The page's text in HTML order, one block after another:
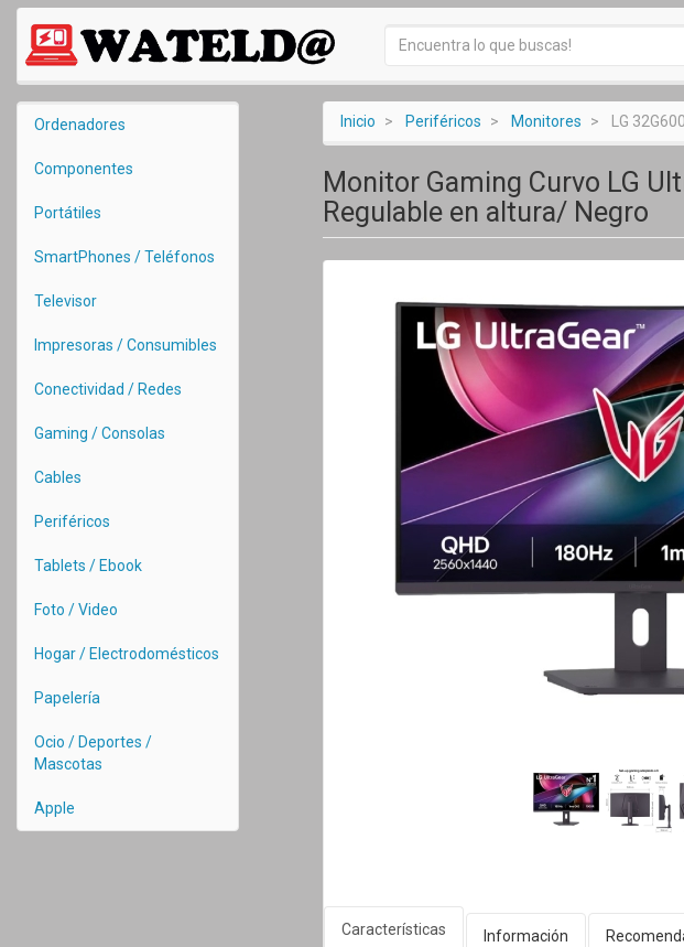
Ordenadores
Componentes
Portátiles
SmartPhones / Teléfonos
Televisor
Impresoras / Consumibles
Conectividad / Redes
Gaming / Consolas
Cables
Periféricos
Tablets / Ebook
Foto / Video
Hogar / Electrodomésticos
Papelería
Ocio / Deportes /
Mascotas
Apple
Inicio Periféricos Monitores LG
Monitor Gaming Curvo LG
Regulable en altura/ Negro
Características Información